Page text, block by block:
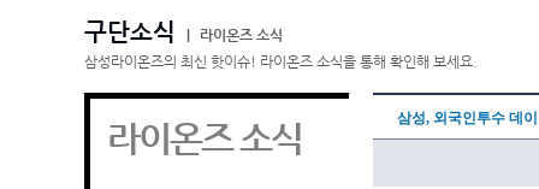
구단소식
라이온즈 소식
삼성라이온즈의 최신 핫이슈! 라이온즈 소식을 통해 확인해 보세요.
라이온즈 소식 삼성, 외국인투수 데